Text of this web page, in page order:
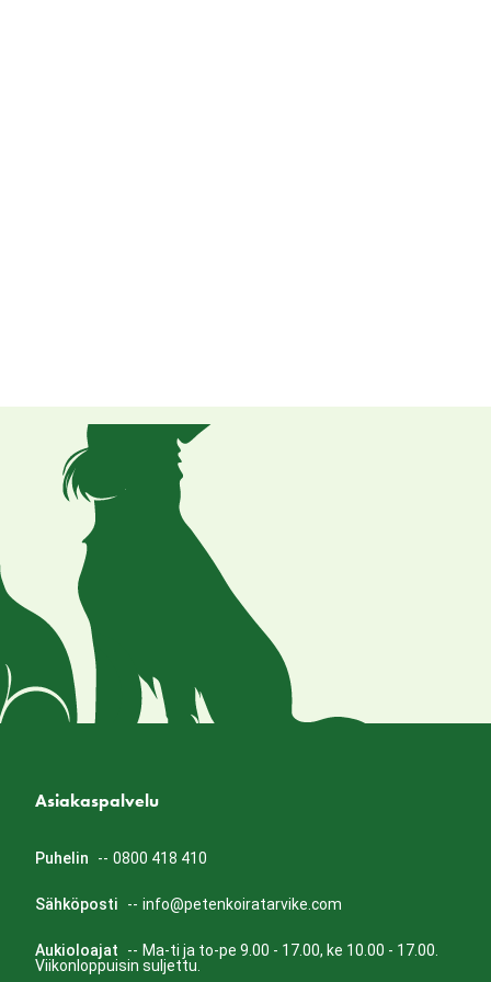
Asiakaspalvelu
Puhelin -- 0800 418 410
Sähköposti -- info@petenkoiratarvike.com
Aukioloajat -- Ma-ti ja to-pe 9.00 - 17.00, ke 10.00 - 17.00.
Viikonloppuisin suljettu.